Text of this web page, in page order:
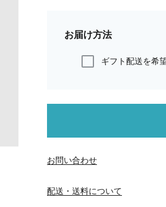
お届け方法
ギフト配送を希
お問い合わせ
配送・送料について